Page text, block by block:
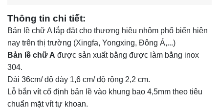
Thông tin chi tiết:
Bản lề chữ A lắp đặt cho thương hiệu nhôm phổ biến hiện
nay trên thị trường (Xingfa, Yongxing, Đông Á,...)
Bản lề chữ A được sản xuất bằng được làm bằng inox
304.
Dài 36cm/ độ dày 1,6 cm/ độ rộng 2,2 cm.
Lỗ bắn vít cố định bản lề vào khung bao 4,5mm theo tiêu
chuẩn mặt vít tự khoan.